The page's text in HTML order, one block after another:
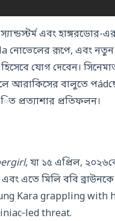
স্যান্ডস্টর্ম এবং
রূপে, এবং নতুন
যোগ দেবেন।
আরাকিসের বালুতে
প্রত্যাশার প্রতিফলন।
, যা ১৫ এপ্রিল,
এতে মিলি ববি
Kara grappling
threat.